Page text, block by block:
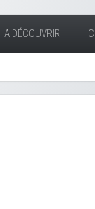
A DÉCOUVRIR